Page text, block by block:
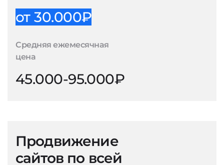
от 30.000₽
Средняя ежемесячная
цена
45.000-95.000₽
Продвижение
сайтов по всей